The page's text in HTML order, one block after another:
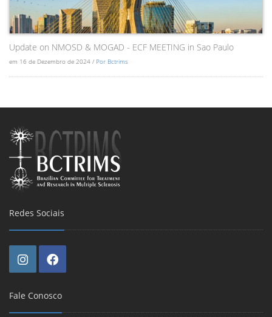
Update on NMOSD & MOGAD - ECF MEETING in Sao Paulo
em 16 de Dezembro de 2024 / Por Bctrims
Redes Sociais
Fale Conosco